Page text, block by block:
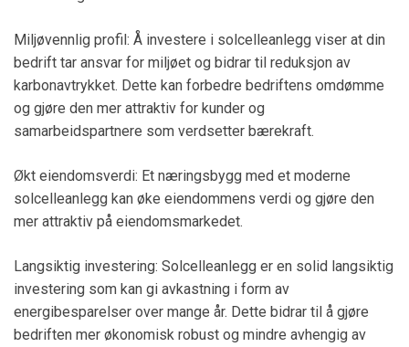
Miljøvennlig profil: Å investere i solcelleanlegg viser at din
bedrift tar ansvar for miljøet og bidrar til reduksjon av
karbonavtrykket. Dette kan forbedre bedriftens omdømme
og gjøre den mer attraktiv for kunder og
samarbeidspartnere som verdsetter bærekraft.
Økt eiendomsverdi: Et næringsbygg med et moderne
solcelleanlegg kan øke eiendommens verdi og gjøre den
mer attraktiv på eiendomsmarkedet.
Langsiktig investering: Solcelleanlegg er en solid langsiktig
investering som kan gi avkastning i form av
energibesparelser over mange år. Dette bidrar til å gjøre
bedriften mer økonomisk robust og mindre avhengig av